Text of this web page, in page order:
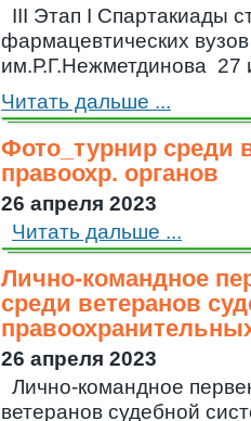
III Этап I Спартакиады
фармацевтических
им.Р.Г.Нежметдинова 27
Читать дальше ...
Фото_турнир среди
правоохр. органов
26 апреля 2023
Читать дальше ...
Лично-командное
среди ветеранов
26 апреля 2023
Лично-командное
ветеранов судебной